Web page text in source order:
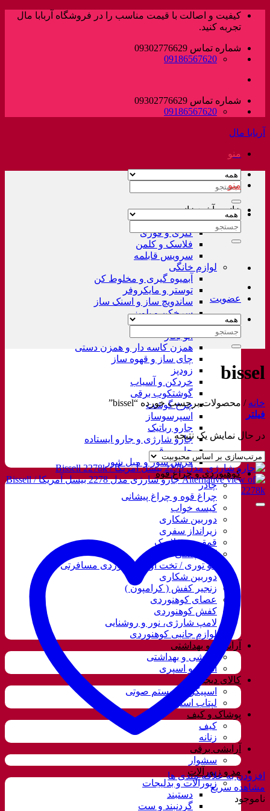
پرش
کیفیت و اصالت با قیمت مناسب را در فروشگاه آربابا مال
تجربه کنید.
شماره تماس 09302776629
09186567620
شماره تماس 09302776629
09186567620
آربابا مال
منو
جستجو
خانه و آشپزخانه
لوازم خانگی غیر برقی
کتری و قوری
فلاسک و کلمن
سرویس قابلمه
لوازم خانگی
آبمیوه گیری و مخلوط کن
توستر و مایکروفر
ساندویچ ساز و اسنک ساز
سرخکن و پلوپز
غذاساز
اتو بخار
همزن کاسه دار و همزن دستی
چای ساز و قهوه ساز
زودپز
خردکن و آسیاب
گوشتکوب برقی
چرخ گوشت
اسپرسوساز
جارو رباتیک
جارو شارژی و جارو ایستاده
جارو برقی
فرش شور و مبل شور
کوهنوردی و چراغ قوه
چادر
چراغ قوه و چراغ پیشانی
کیسه خواب
دوربین شکاری
زیرانداز سفری
قمقمه و فلاسک
کوله پشتی
ننو توری / تخت آویز کوهنوردی مسافرتی
دوربین شکاری
زنجیر کفش ( کرامپون )
عصای کوهنوردی
کفش کوهنوردی
لامپ شارژی، نور و روشنایی
لوازم جانبی کوهنوردی
آرایشی و بهداشتی
آرایشی و بهداشتی
ادکلن و اسپری
کالای دیجیتال
اسپیکر و سیستم صوتی
لپتاب استوک
پوشاک و کیف
کیف
زنانه
آرایشی برقی
سشوار
مد و زیورآلات
زیورآلات و بدلیجات
دستبند
گردنبند و ست
منو
جستجو
عضویت
جستجو
bissel
خانه / محصولات برچسب خورده “bissel”
فیلتر
در حال نمایش یک نتیجه
افزودن به علاقه مندی ها
مشاهده سریع
ناموجود